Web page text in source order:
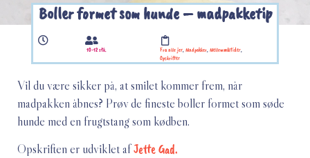
Boller formet som hunde – madpakketip
10-12 stk. Fra alle jer,Madpakker,Mellemmåltider,
Opskrifter
Vil du være sikker på, at smilet kommer frem, når
madpakken åbnes? Prøv de fineste boller formet som søde
hunde med en frugtstang som kødben.
Opskriften er udviklet afJette Gad.